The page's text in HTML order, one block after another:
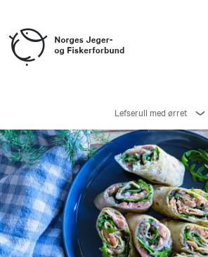
Lefserull med ørret